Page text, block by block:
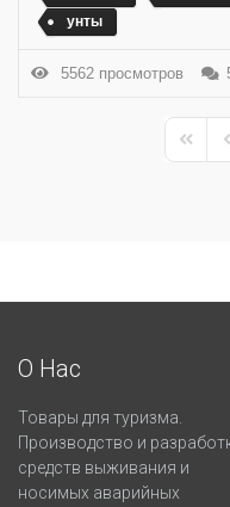
унты
5562 просмотров
First
О Нас
Товары для туризма.
Производство и
средств выживания и
носимых аварийных